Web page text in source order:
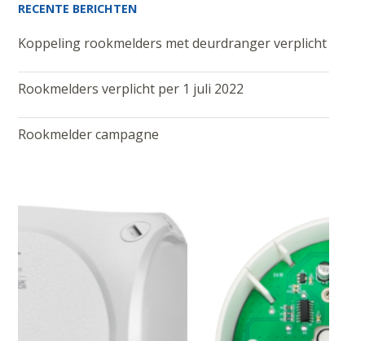
RECENTE BERICHTEN
Koppeling rookmelders met deurdranger verplicht
Rookmelders verplicht per 1 juli 2022
Rookmelder campagne